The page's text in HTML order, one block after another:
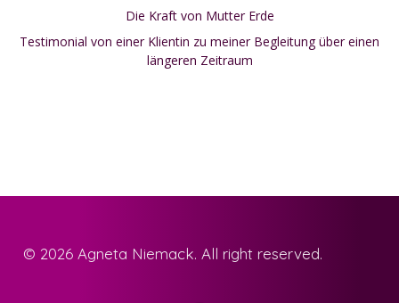
Die Kraft von Mutter Erde
Testimonial von einer Klientin zu meiner Begleitung über einen
längeren Zeitraum
© 2026 Agneta Niemack. All right reserved.